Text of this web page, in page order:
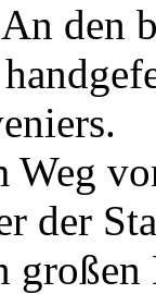
den
der